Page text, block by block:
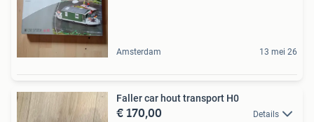
Amsterdam 13 mei 26
Faller car hout transport H0
€ 170,00 Details